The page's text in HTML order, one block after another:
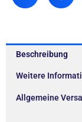
Beschreibung
Weitere
Allgemeine